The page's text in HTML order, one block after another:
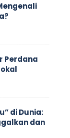
Perdana
di Dunia:
dan